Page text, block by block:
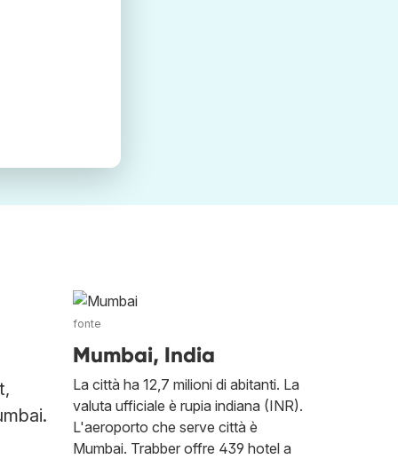
fonte
Mumbai, India
La città ha 12,7 milioni di abitanti. La
valuta ufficiale è rupia indiana (INR).
L'aeroporto che serve città è
Mumbai. Trabber offre 439 hotel a